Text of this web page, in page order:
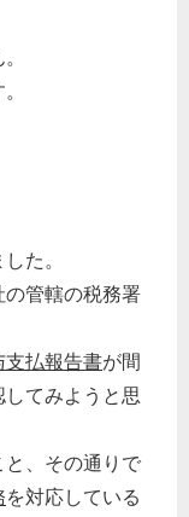
た。
管轄の税務署
支払報告書が間
てみようと思
と、その通りで
を対応している